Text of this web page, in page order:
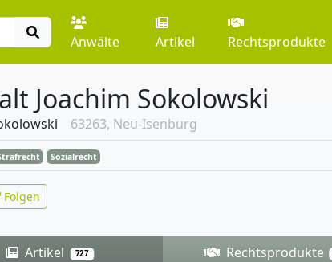
Anwälte Artikel Rechtsprodukte
Joachim Sokolowski
63263, Neu-Isenburg
Sozialrecht
Folgen
Artikel 727 Rechtsprodukte